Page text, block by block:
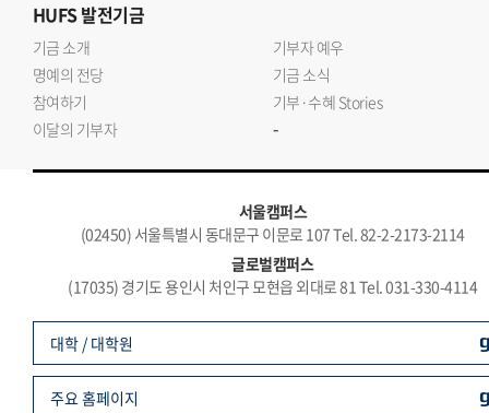
HUFS발전기금
기금 소개
기부자 예우
명예의 전당
기금 소식
참여하기
기부·수혜 Stories
이달의 기부자
-
서울캠퍼스
(02450) 서울특별시 동대문구 이문로 107 Tel. 82-2-2173-2114
글로벌캠퍼스
(17035) 경기도 용인시 처인구 모현읍 외대로 81 Tel. 031-330-4114
대학 / 대학원
주요 홈페이지